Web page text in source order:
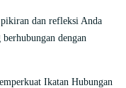
dan refleksi Anda
berhubungan dengan
Ikatan Hubungan